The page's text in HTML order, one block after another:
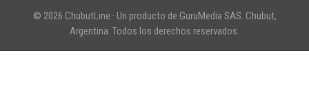
© 2026 ChubutLine · Un producto de GuruMedia SAS. Chubut,
Argentina. Todos los derechos reservados.